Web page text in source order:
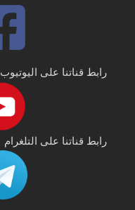
رابط قناتنا على اليوتيوب
رابط قناتنا على التلغرام